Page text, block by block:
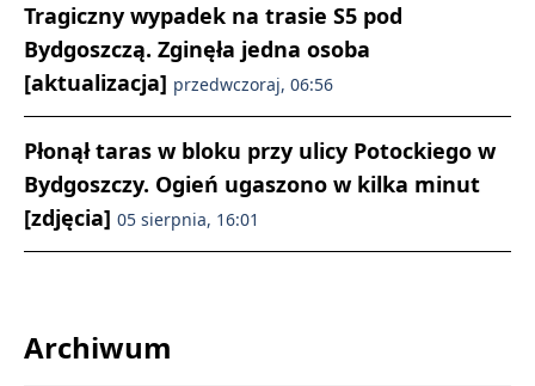
Tragiczny wypadek na trasie S5 pod
Bydgoszczą. Zginęła jedna osoba
[aktualizacja] przedwczoraj, 06:56
Płonął taras w bloku przy ulicy Potockiego w
Bydgoszczy. Ogień ugaszono w kilka minut
[zdjęcia] 05 sierpnia, 16:01
Archiwum